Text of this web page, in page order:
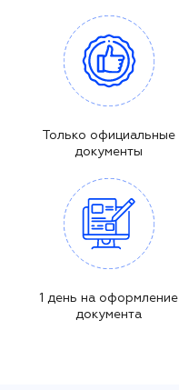
Только официальные
документы
1 день на оформление
документа